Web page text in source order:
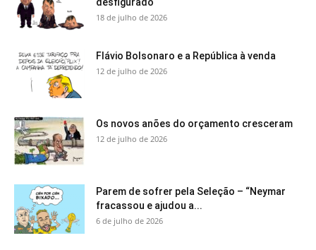
desfigurado
18 de julho de 2026
Flávio Bolsonaro e a República à venda
12 de julho de 2026
Os novos anões do orçamento cresceram
12 de julho de 2026
Parem de sofrer pela Seleção – “Neymar
fracassou e ajudou a...
6 de julho de 2026